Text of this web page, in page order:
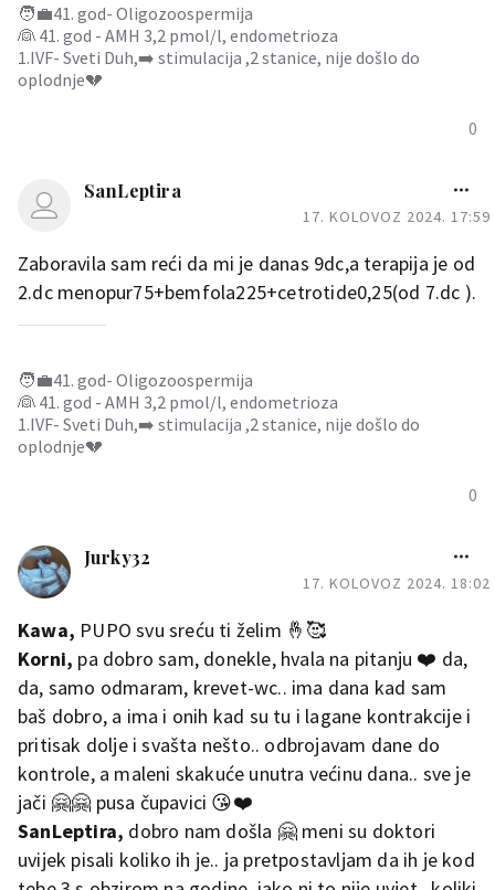
0
🧑‍💼41. god- Oligozoospermija
👰 41. god - AMH 3,2 pmol/l, endometrioza
1.IVF- Sveti Duh,➡️ stimulacija ,2 stanice, nije došlo do
oplodnje💔
SanLeptira
17. KOLOVOZ 2024. 17:59
Zaboravila sam reći da mi je danas 9dc,a terapija je od
2.dc menopur75+bemfola225+cetrotide0,25(od 7.dc ).
0
🧑‍💼41. god- Oligozoospermija
👰 41. god - AMH 3,2 pmol/l, endometrioza
1.IVF- Sveti Duh,➡️ stimulacija ,2 stanice, nije došlo do
oplodnje💔
Jurky32
17. KOLOVOZ 2024. 18:02
Kawa, PUPO svu sreću ti želim 🤞🥰
Korni, pa dobro sam, donekle, hvala na pitanju ❤️ da,
da, samo odmaram, krevet-wc.. ima dana kad sam
baš dobro, a ima i onih kad su tu i lagane kontrakcije i
pritisak dolje i svašta nešto.. odbrojavam dane do
kontrole, a maleni skakuće unutra većinu dana.. sve je
jači 🤗🤗 pusa čupavici 😘❤️
SanLeptira, dobro nam došla 🤗 meni su doktori
uvijek pisali koliko ih je.. ja pretpostavljam da ih je kod